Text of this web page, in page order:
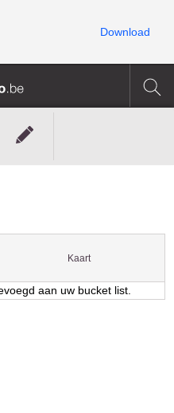
Kaart
aan uw bucket list.
Download